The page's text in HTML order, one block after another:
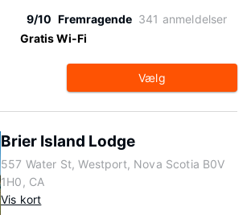
9/10 Fremragende 341 anmeldelser
Gratis Wi-Fi
Vælg
Brier Island Lodge
557 Water St, Westport, Nova Scotia B0V
1H0, CA
Vis kort